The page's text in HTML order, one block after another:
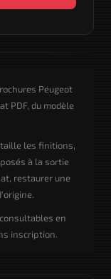
Peugeot
PDF, du modèle
les finitions,
à la sortie
restaurer une
en
inscription.